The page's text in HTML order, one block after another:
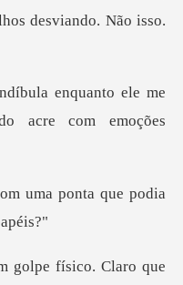
uanto ele me
m uma ponta que podia